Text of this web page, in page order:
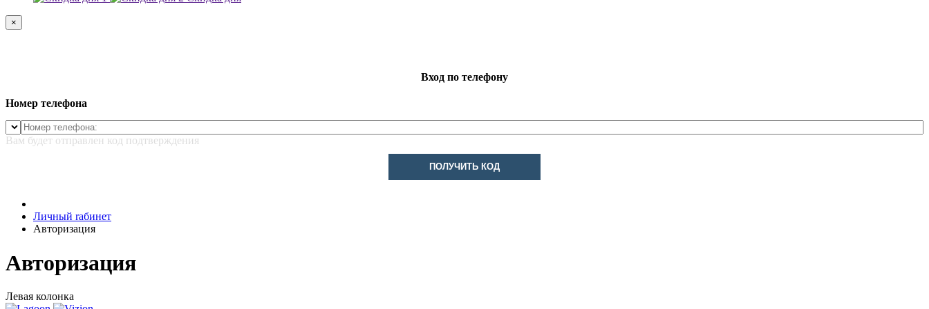
×
Вход по телефону
Номер телефона
Вам будет отправлен код подтверждения
ПОЛУЧИТЬ КОД
Личный rабинет
Авторизация
Авторизация
Левая колонка